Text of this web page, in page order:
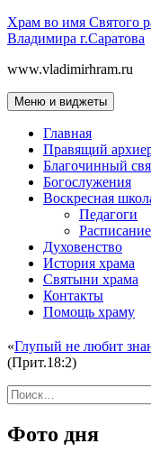
Перейти
к
Храм во имя Святого
Владимира г.Саратова
www.vladimirhram.ru
Меню и виджеты
Главная
Правящий
Благочинный
Богослужения
Воскресная
Педагоги
Духовенство
История храма
Святыни храма
Контакты
Помощь храму
«Глупый не любит
(Прит.18:2)
Найти:
Фото дня